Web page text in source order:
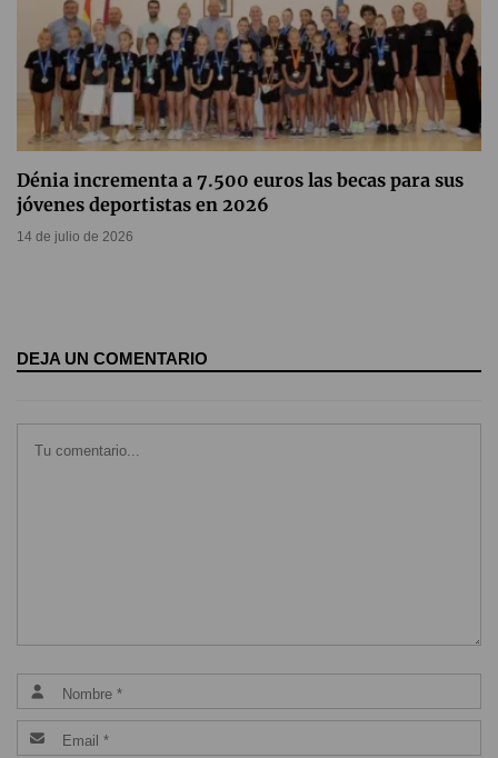
Dénia incrementa a 7.500 euros las becas para sus
jóvenes deportistas en 2026
14 de julio de 2026
DEJA UN COMENTARIO